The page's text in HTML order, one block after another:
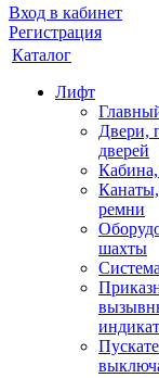
Вход в кабинет
Регистрация
Каталог
Лифт
Двери,
дверей
ремни
шахты